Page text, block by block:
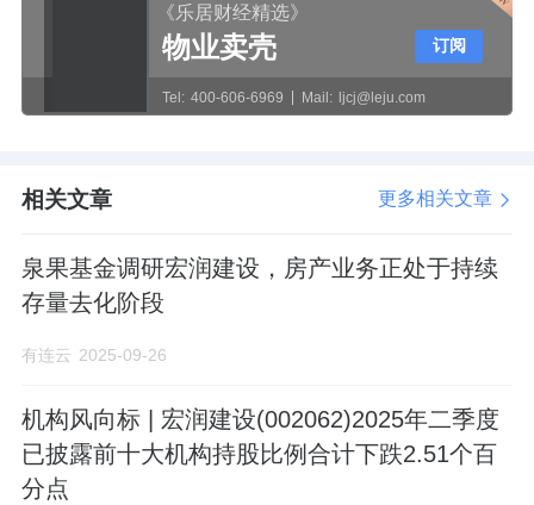
《乐居财经精选》
物业卖壳
Tel: 400-606-6969 Mail: ljcj@leju.com
订阅
相关文章 更多相关文章
泉果基金调研宏润建设，房产业务正处于持续
存量去化阶段
有连云 2025-09-26
机构风向标 | 宏润建设(002062)2025年二季度
已披露前十大机构持股比例合计下跌2.51个百
分点